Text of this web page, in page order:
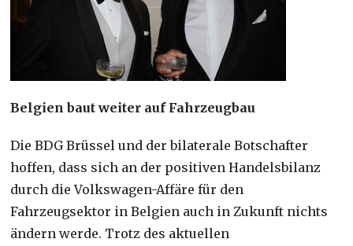
Belgien baut weiter auf Fahrzeugbau
Die BDG Brüssel und der bilaterale Botschafter
hoffen, dass sich an der positiven Handelsbilanz
durch die Volkswagen-Affäre für den
Fahrzeugsektor in Belgien auch in Zukunft nichts
ändern werde. Trotz des aktuellen